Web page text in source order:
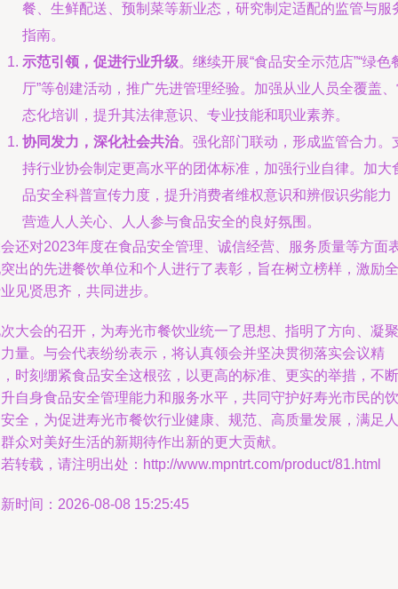
餐、生鲜配送、预制菜等新业态，研究制定适配的监管与服
指南。
示范引领，促进行业升级。继续开展“食品安全示范店”“绿色
厅”等创建活动，推广先进管理经验。加强从业人员全覆盖
态化培训，提升其法律意识、专业技能和职业素养。
协同发力，深化社会共治。强化部门联动，形成监管合力。
持行业协会制定更高水平的团体标准，加强行业自律。加大
品安全科普宣传力度，提升消费者维权意识和辨假识劣能力
营造人人关心、人人参与食品安全的良好氛围。
还对2023年度在食品安全管理、诚信经营、服务质量等方面
出的先进餐饮单位和个人进行了表彰，旨在树立榜样，激励全
见贤思齐，共同进步。
大会的召开，为寿光市餐饮业统一了思想、指明了方向、凝聚
量。与会代表纷纷表示，将认真领会并坚决贯彻落实会议精
时刻绷紧食品安全这根弦，以更高的标准、更实的举措，不断
自身食品安全管理能力和服务水平，共同守护好寿光市民的饮
全，为促进寿光市餐饮行业健康、规范、高质量发展，满足人
众对美好生活的新期待作出新的更大贡献。
转载，请注明出处：http://www.mpntrt.com/product/81.html
时间：2026-08-08 15:25:45